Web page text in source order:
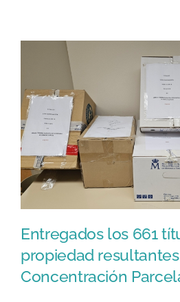
Entregados los 661
propiedad
Concentración